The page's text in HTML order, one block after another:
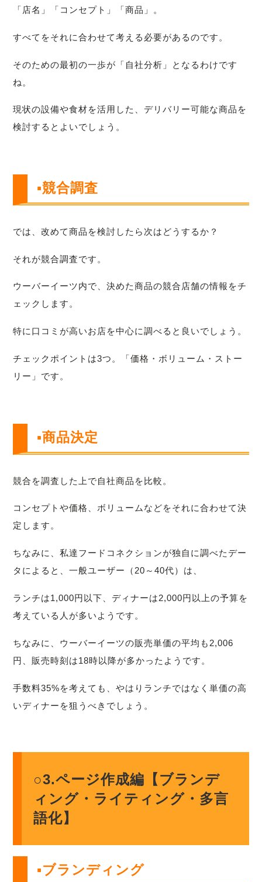
「店名」「コンセプト」「商品」。
すべてをそれに合わせて考える必要があるのです。
そのための最初の一歩が「自社分析」となるわけです
ね。
現状の設備や食材を活用した、デリバリー可能な商品を
検討するとよいでしょう。
▪競合調査
では、改めて商品を検討したら次はどうするか？
それが競合調査です。
ウーバーイーツ内で、決めた商品の競合店舗の情報をチ
ェックします。
特に口コミが高いお店を中心に調べると良いでしょう。
チェックポイントは3つ。「価格・ボリューム・ストー
リー」です。
▪商品決定
競合を調査した上で自社商品を比較。
コンセプトや価格、ボリュームなどをそれに合わせて決
定します。
ちなみに、私達フードコネクションが独自に調べたデー
タによると、一般ユーザー（20～40代）は、
ランチは1,000円以下、ディナーは2,000円以上の予算を
考えている人が多いようです。
ちなみに、ウーバーイーツの販売単価の平均も2,006
円、販売時刻は18時以降が多かったようです。
手数料35%を考えても、やはりランチではなく単価の高
いディナーを狙うべきでしょう。
○3.ページ作成編【ブランデ
ィング・ライティング・多言
語化】
▪ブランディング